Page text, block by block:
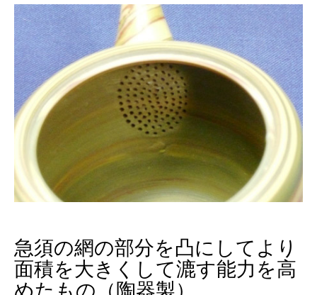
急須の網の部分を凸にしてより
面積を大きくして漉す能力を高
めたもの（陶器製）